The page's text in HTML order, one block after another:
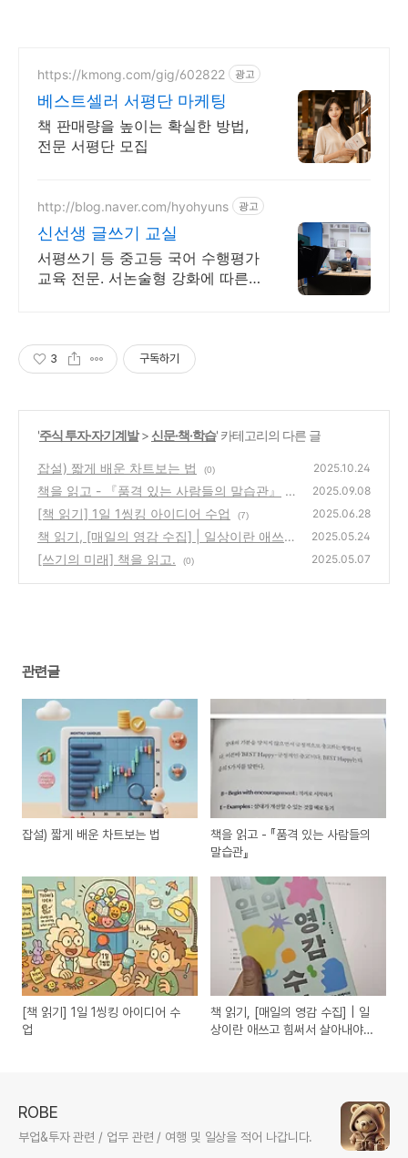
https://kmong.com/gig/602822 광고
베스트셀러 서평단 마케팅
책 판매량을 높이는 확실한 방법,
전문 서평단 모집
http://blog.naver.com/hyohyuns 광고
신선생 글쓰기 교실
서평쓰기 등 중고등 국어 수행평가
교육 전문. 서논술형 강화에 따른
3 구독하기
'주식 투자·자기계발> 신문·책·학습' 카테고리의 다른 글
잡설) 짧게 배운 차트보는 법 (0) 2025.10.24
책을 읽고 - 『품격 있는 사람들의 말습관』
(1)
2025.09.08
[책 읽기] 1일 1씽킹 아이디어 수업 (7) 2025.06.28
책 읽기, [매일의 영감 수집] | 일상이란 애쓰고
힘써서 살아내야 하는 것
(4)
2025.05.24
[쓰기의 미래] 책을 읽고. (0) 2025.05.07
관련글
잡설) 짧게 배운 차트보는 법
책을 읽고 - 『품격 있는 사람들의
말습관』
[책 읽기] 1일 1씽킹 아이디어 수
업
책 읽기, [매일의 영감 수집] | 일
상이란 애쓰고 힘써서 살아내야
ROBE
부업&투자 관련 / 업무 관련 / 여행 및 일상을 적어 나갑니다.